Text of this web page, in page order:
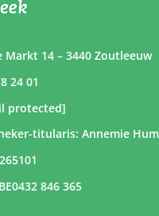
Markt 14 – 3440 Zoutleeuw
24 01
protected]
titularis: Annemie
846 365